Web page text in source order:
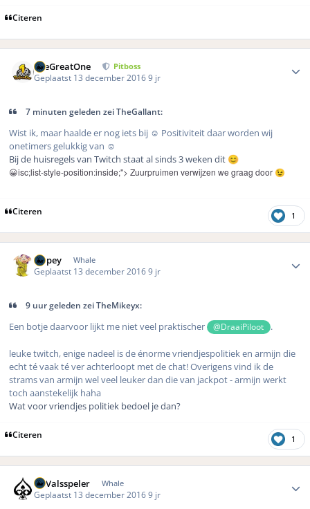
Citeren
TheGreatOne Pitboss
Geplaatst 13 december 20169 jr
7 minuten geleden zei TheGallant:
Wist ik, maar haalde er nog iets bij ☺️ Positiviteit daar worden wij
onetimers gelukkig van ☺️
Bij de huisregels van Twitch staat al sinds 3 weken dit 😊
😀isc;list-style-position:inside;"> Zuurpruimen verwijzen we graag door 😉
Citeren 1
Dopey Whale
Geplaatst 13 december 20169 jr
9 uur geleden zei TheMikeyx:
Een botje daarvoor lijkt me niet veel praktischer @DraaiPiloot .
leuke twitch, enige nadeel is de énorme vriendjespolitiek en armijn die
echt té vaak té ver achterloopt met de chat! Overigens vind ik de
strams van armijn wel veel leuker dan die van jackpot - armijn werkt
toch aanstekelijk haha
Wat voor vriendjes politiek bedoel je dan?
Citeren 1
DeValsspeler Whale
Geplaatst 13 december 20169 jr